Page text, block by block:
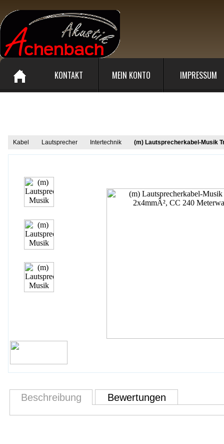
KONTAKT MEIN KONTO IMPRESSUM
Kabel Lautsprecher Intertechnik (m) Lautsprecherkabel-Musik
Beschreibung Bewertungen